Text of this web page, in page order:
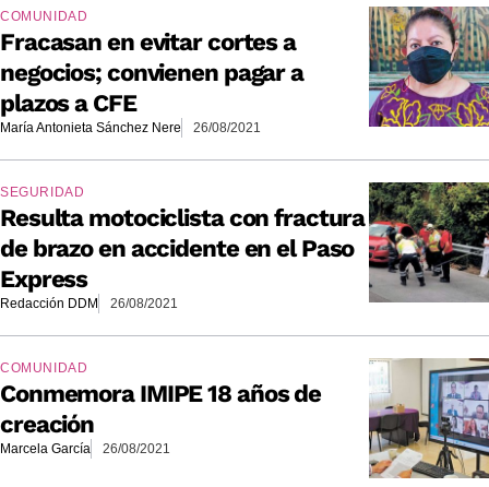
COMUNIDAD
Fracasan en evitar cortes a
negocios; convienen pagar a
plazos a CFE
María Antonieta Sánchez Nere 26/08/2021
SEGURIDAD
Resulta motociclista con fractura
de brazo en accidente en el Paso
Express
Redacción DDM 26/08/2021
COMUNIDAD
Conmemora IMIPE 18 años de
creación
Marcela García 26/08/2021